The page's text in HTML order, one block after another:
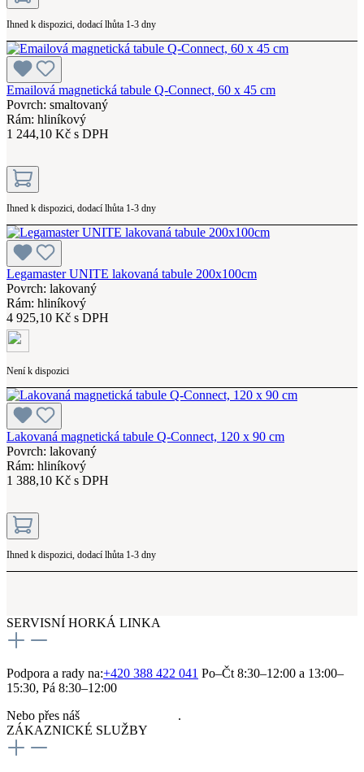
Ihned k dispozici, dodací lhůta 1-3 dny
Emailová magnetická tabule Q-Connect, 60 x 45 cm
Povrch: smaltovaný
Rám: hliníkový
1 244,10 Kč s DPH
Ihned k dispozici, dodací lhůta 1-3 dny
Legamaster UNITE lakovaná tabule 200x100cm
Povrch: lakovaný
Rám: hliníkový
4 925,10 Kč s DPH
Není k dispozici
Lakovaná magnetická tabule Q-Connect, 120 x 90 cm
Povrch: lakovaný
Rám: hliníkový
1 388,10 Kč s DPH
Ihned k dispozici, dodací lhůta 1-3 dny
SERVISNÍ HORKÁ LINKA
Podpora a rady na:+420 388 422 041 Po–Čt 8:30–12:00 a 13:00–
15:30, Pá 8:30–12:00
Nebo přes náš
.
ZÁKAZNICKÉ SLUŽBY